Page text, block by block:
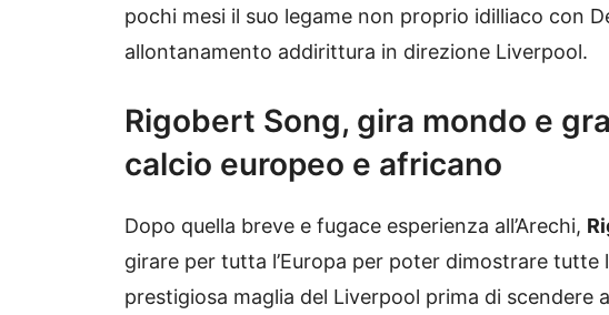
pochi mesi il suo legame non proprio idilliaco con
allontanamento addirittura in direzione Liverpool.
Rigobert Song, gira mondo e
calcio europeo e africano
Dopo quella breve e fugace esperienza all’Arechi,
girare per tutta l’Europa per poter dimostrare tutte
prestigiosa maglia del Liverpool prima di scendere